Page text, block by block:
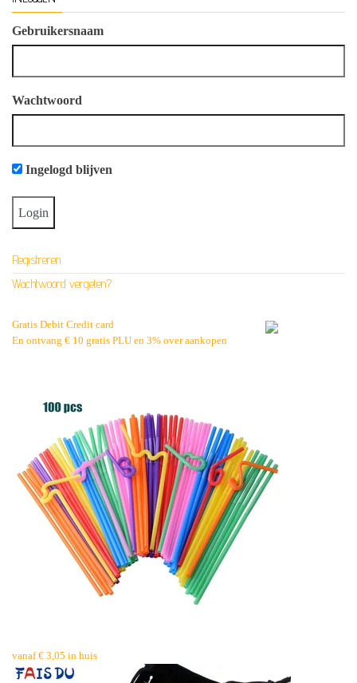
Gebruikersnaam
Wachtwoord
Ingelogd blijven
Registreren
Wachtwoord vergeten?
Gratis Debit Credit card
En ontvang € 10 gratis PLU en 3% over aankopen
vanaf € 3,05 in huis